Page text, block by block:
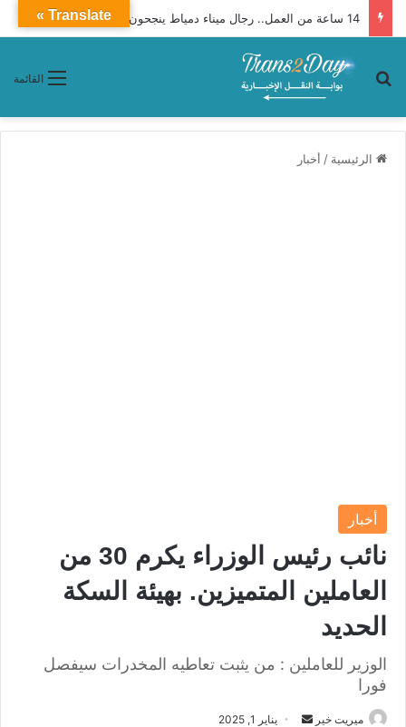
14 ساعة من العمل.. رجال ميناء دمياط ينجحون في تنفيذ مهمة لتعويم وقطر السفينة ENERGOS WINTER
القائمة بحث عن
الرئيسية / أخبار
أخبار
نائب رئيس الوزراء يكرم 30 من
العاملين المتميزين. بهيئة السكة
الحديد
الوزير للعاملين : من يثبت تعاطيه المخدرات سيفصل
فورا
ميريت خير يناير 1, 2025
Translate »